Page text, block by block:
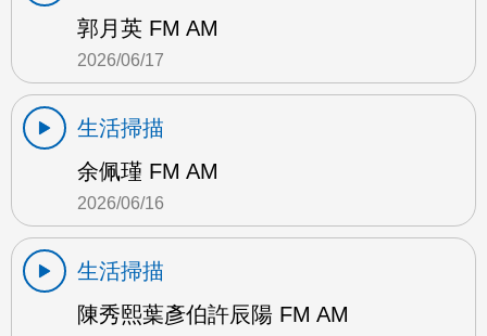
郭月英 FM AM
2026/06/17
生活掃描
余佩瑾 FM AM
2026/06/16
生活掃描
陳秀熙葉彥伯許辰陽 FM AM